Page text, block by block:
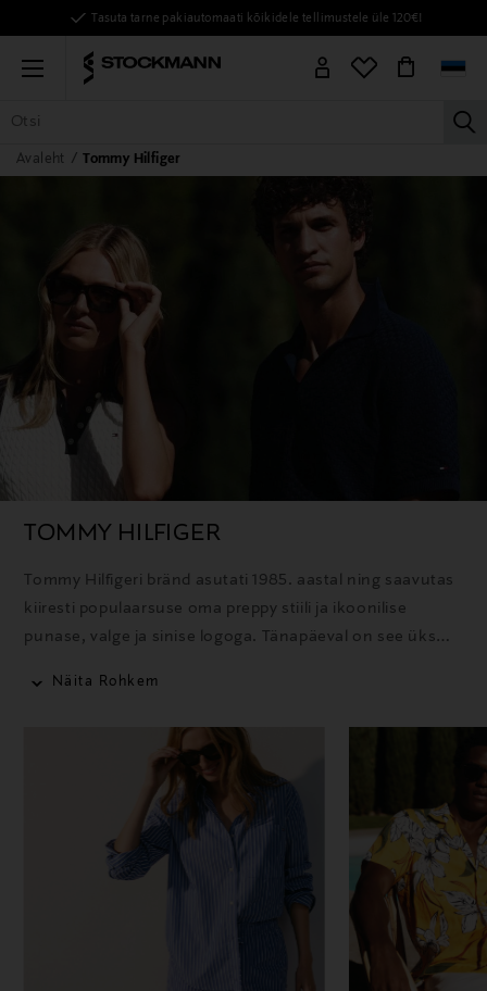
Tasuta tarne pakiautomaati kõikidele tellimustele üle 120€!
Menu
KÕIK TOOTED NAISED
Avaleht Tommy Hilfiger
TOMMY HILFIGER
Tommy Hilfigeri bränd asutati 1985. aastal ning saavutas
kiiresti populaarsuse oma preppy stiili ja ikoonilise
punase, valge ja sinise logoga. Tänapäeval on see üks
Näita Rohkem